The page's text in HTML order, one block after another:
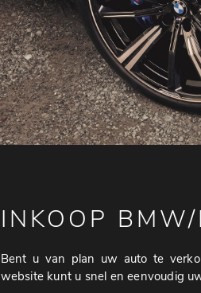
INKOOP
Bent u van plan uw auto te
website kunt u snel en eenvoudig